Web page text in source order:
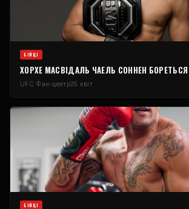
БІЙЦІ
ХОРХЕ МАСВІДАЛЬ ЧАЕЛЬ СОННЕН
UFC Фан-центр25 квіт
БІЙЦІ